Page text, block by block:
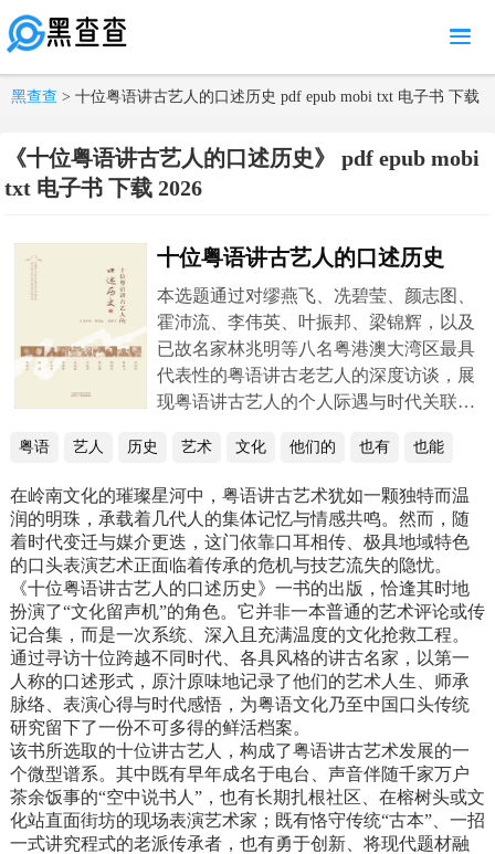
MENU
黑查查 > 十位粤语讲古艺人的口述历史 pdf epub mobi txt 电子书 下载
《十位粤语讲古艺人的口述历史》 pdf epub mobi
txt 电子书 下载 2026
十位粤语讲古艺人的口述历史
本选题通过对缪燕飞、冼碧莹、颜志图、
霍沛流、李伟英、叶振邦、梁锦辉，以及
已故名家林兆明等八名粤港澳大湾区最具
代表性的粤语讲古老艺人的深度访谈，展
现粤语讲古艺人的个人际遇与时代关联、
题材内容、传承困境及发展机遇等。内容
络），理论评析为亮点，史论结合，综合
演绎，既探究粤语讲古的历史全景、演变
路径、传播机制与策略，也力图搭建曲艺
类非遗口述史的方法论研究框架。
粤语 艺人 历史 艺术 文化 他们的 也有 也能
在岭南文化的璀璨星河中，粤语讲古艺术犹如一颗独特而温
润的明珠，承载着几代人的集体记忆与情感共鸣。然而，随
着时代变迁与媒介更迭，这门依靠口耳相传、极具地域特色
的口头表演艺术正面临着传承的危机与技艺流失的隐忧。
《十位粤语讲古艺人的口述历史》一书的出版，恰逢其时地
扮演了“文化留声机”的角色。它并非一本普通的艺术评论或传
记合集，而是一次系统、深入且充满温度的文化抢救工程。
通过寻访十位跨越不同时代、各具风格的讲古名家，以第一
人称的口述形式，原汁原味地记录了他们的艺术人生、师承
脉络、表演心得与时代感悟，为粤语文化乃至中国口头传统
研究留下了一份不可多得的鲜活档案。
该书所选取的十位讲古艺人，构成了粤语讲古艺术发展的一
个微型谱系。其中既有早年成名于电台、声音伴随千家万户
茶余饭事的“空中说书人”，也有长期扎根社区、在榕树头或文
化站直面街坊的现场表演艺术家；既有恪守传统“古本”、一招
一式讲究程式的老派传承者，也有勇于创新、将现代题材融